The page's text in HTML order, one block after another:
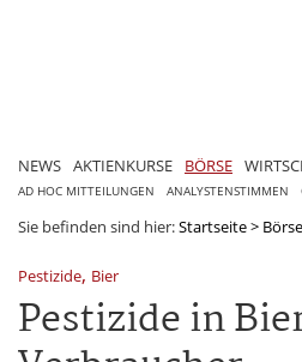
NEWS AKTIENKURSE BÖRSE
AD HOC MITTEILUNGEN ANALYSTENSTIMMEN
Sie befinden sind hier:Startseite> Börse
Pestizide, Bier
Pestizide in